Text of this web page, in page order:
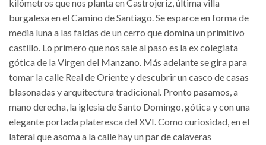
kilómetros que nos planta en Castrojeriz, última villa
burgalesa en el Camino de Santiago. Se esparce en forma de
media luna a las faldas de un cerro que domina un primitivo
castillo. Lo primero que nos sale al paso es la ex colegiata
gótica de la Virgen del Manzano. Más adelante se gira para
tomar la calle Real de Oriente y descubrir un casco de casas
blasonadas y arquitectura tradicional. Pronto pasamos, a
mano derecha, la iglesia de Santo Domingo, gótica y con una
elegante portada plateresca del XVI. Como curiosidad, en el
lateral que asoma a la calle hay un par de calaveras